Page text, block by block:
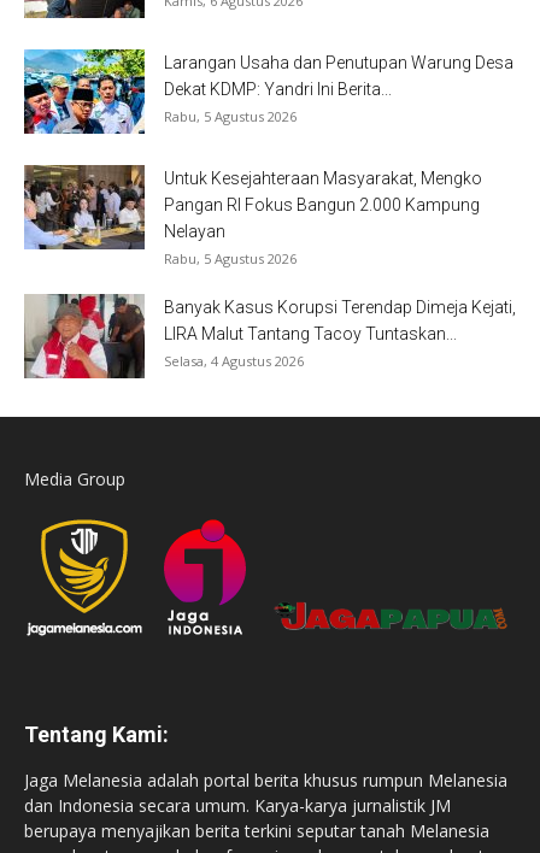
Larangan Usaha dan Penutupan Warung Desa
Dekat KDMP: Yandri Ini Berita...
Rabu, 5 Agustus 2026
Untuk Kesejahteraan Masyarakat, Mengko
Pangan RI Fokus Bangun 2.000 Kampung
Nelayan
Rabu, 5 Agustus 2026
Banyak Kasus Korupsi Terendap Dimeja Kejati,
LIRA Malut Tantang Tacoy Tuntaskan...
Selasa, 4 Agustus 2026
Media Group
Tentang Kami:
Jaga Melanesia adalah portal berita khusus rumpun Melanesia
dan Indonesia secara umum. Karya-karya jurnalistik JM
berupaya menyajikan berita terkini seputar tanah Melanesia